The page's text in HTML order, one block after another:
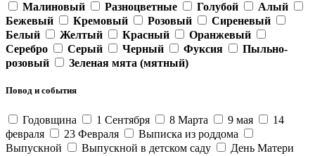
Малиновый Разноцветные Голубой
Алый
Бежевый
Кремовый Розовый
Сиреневый
Белый
Желтый Красный
Оранжевый
Серебро
Серый Черный Фуксия
Пыльно-
розовый
Зеленая мята (мятный)
Повод и события
Годовщина 1 Сентября 8 Марта 9 мая
14
февраля
23 Февраля
Выписка из роддома
Выпускной
Выпускной в детском саду
День Матери